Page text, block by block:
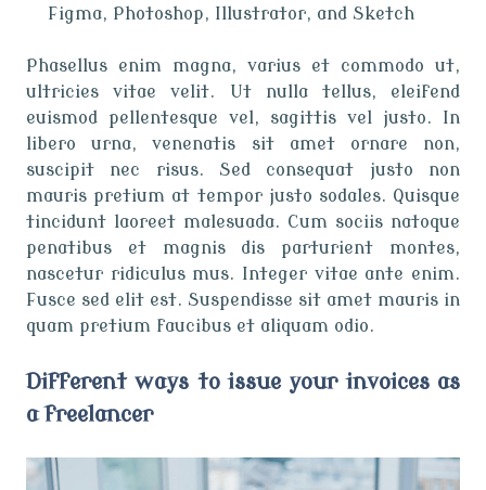
Figma, Photoshop, Illustrator, and Sketch
Phasellus enim magna, varius et commodo ut,
ultricies vitae velit. Ut nulla tellus, eleifend
euismod pellentesque vel, sagittis vel justo. In
libero urna, venenatis sit amet ornare non,
suscipit nec risus. Sed consequat justo non
mauris pretium at tempor justo sodales. Quisque
tincidunt laoreet malesuada. Cum sociis natoque
penatibus et magnis dis parturient montes,
nascetur ridiculus mus. Integer vitae ante enim.
Fusce sed elit est. Suspendisse sit amet mauris in
quam pretium faucibus et aliquam odio.
Different ways to issue your invoices as
a freelancer